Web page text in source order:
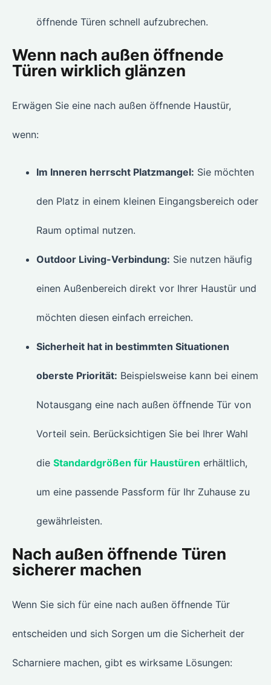
öffnende Türen schnell aufzubrechen.
Wenn nach außen öffnende
Türen wirklich glänzen
Erwägen Sie eine nach außen öffnende Haustür,
wenn:
Im Inneren herrscht Platzmangel: Sie möchten
den Platz in einem kleinen Eingangsbereich oder
Raum optimal nutzen.
Outdoor Living-Verbindung: Sie nutzen häufig
einen Außenbereich direkt vor Ihrer Haustür und
möchten diesen einfach erreichen.
Sicherheit hat in bestimmten Situationen
oberste Priorität: Beispielsweise kann bei einem
Notausgang eine nach außen öffnende Tür von
Vorteil sein. Berücksichtigen Sie bei Ihrer Wahl
die Standardgrößen für Haustüren erhältlich,
um eine passende Passform für Ihr Zuhause zu
gewährleisten.
Nach außen öffnende Türen
sicherer machen
Wenn Sie sich für eine nach außen öffnende Tür
entscheiden und sich Sorgen um die Sicherheit der
Scharniere machen, gibt es wirksame Lösungen: